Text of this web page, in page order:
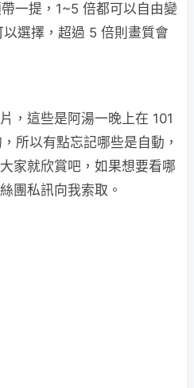
一提，1~5 倍都可以自由變
選擇，超過 5 倍則畫質會
，這些是阿湯一晚上在 101
所以有點忘記哪些是自動，
家就欣賞吧，如果想要看哪
團私訊向我索取。